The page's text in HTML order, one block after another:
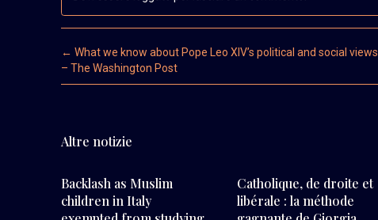
Post navigation
← What we know about Pope Leo XIV’s political and social views
– The Washington Post
Altre notizie
Backlash as Muslim
children in Italy
Catholique, de droite et
libérale : la méthode